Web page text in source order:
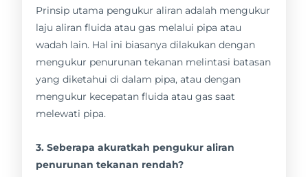
Prinsip utama pengukur aliran adalah mengukur
laju aliran fluida atau gas melalui pipa atau
wadah lain. Hal ini biasanya dilakukan dengan
mengukur penurunan tekanan melintasi batasan
yang diketahui di dalam pipa, atau dengan
mengukur kecepatan fluida atau gas saat
melewati pipa.
3. Seberapa akuratkah pengukur aliran
penurunan tekanan rendah?